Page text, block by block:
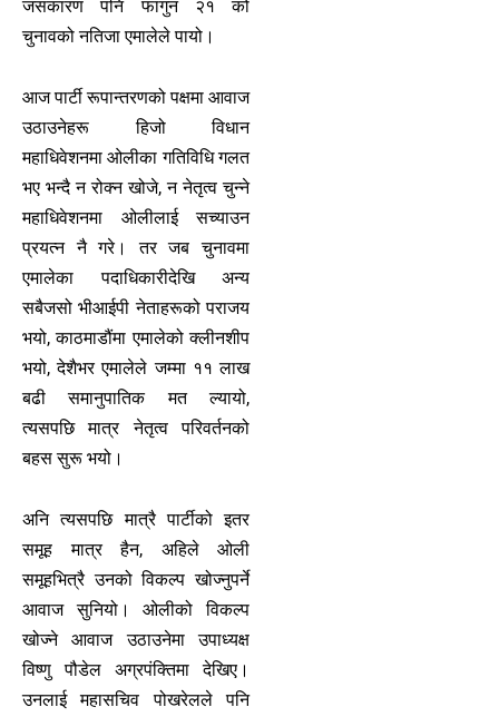
जसकारण पनि फागुन २१ को
चुनावको नतिजा एमालेले पायो।
आज पार्टी रूपान्तरणको पक्षमा आवाज
उठाउनेहरू हिजो विधान
महाधिवेशनमा ओलीका गतिविधि गलत
भए भन्दै न रोक्न खोजे, न नेतृत्व चुन्ने
महाधिवेशनमा ओलीलाई सच्याउन
प्रयत्न नै गरे। तर जब चुनावमा
एमालेका पदाधिकारीदेखि अन्य
सबैजसो भीआईपी नेताहरूको पराजय
भयो, काठमाडौंमा एमालेको क्लीनशीप
भयो, देशैभर एमालेले जम्मा ११ लाख
बढी समानुपातिक मत ल्यायो,
त्यसपछि मात्र नेतृत्व परिवर्तनको
बहस सुरू भयो।
अनि त्यसपछि मात्रै पार्टीको इतर
समूह मात्र हैन, अहिले ओली
समूहभित्रै उनको विकल्प खोज्नुपर्ने
आवाज सुनियो। ओलीको विकल्प
खोज्ने आवाज उठाउनेमा उपाध्यक्ष
विष्णु पौडेल अग्रपंक्तिमा देखिए।
उनलाई महासचिव पोखरेलले पनि